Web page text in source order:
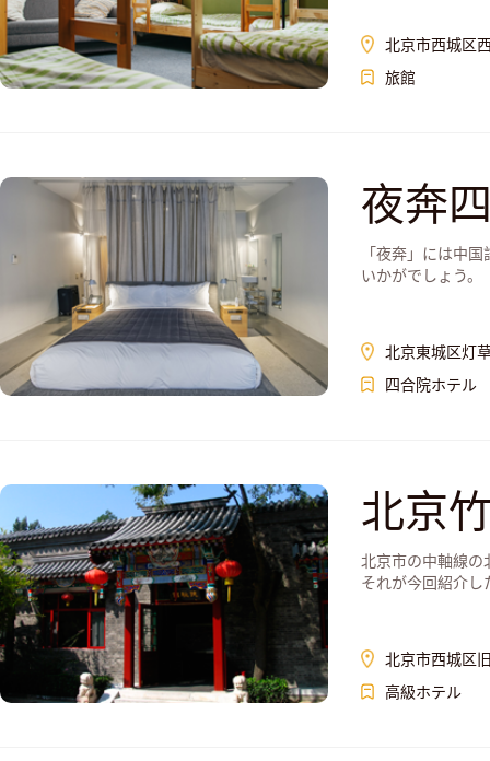
北京市西城区
旅館
夜奔
「夜奔」には中
いかがでしょう。
北京東城区灯
四合院ホテル
北京
北京市の中軸線の
それが今回紹介し
北京市西城区
高級ホテル